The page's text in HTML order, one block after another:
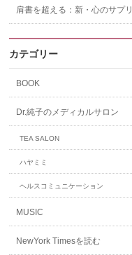
肩書を超える：新・心のサプリ
カテゴリー
BOOK
Dr.純子のメディカルサロン
TEA SALON
ハヤミミ
ヘルスコミュニケーション
MUSIC
NewYork Timesを読む